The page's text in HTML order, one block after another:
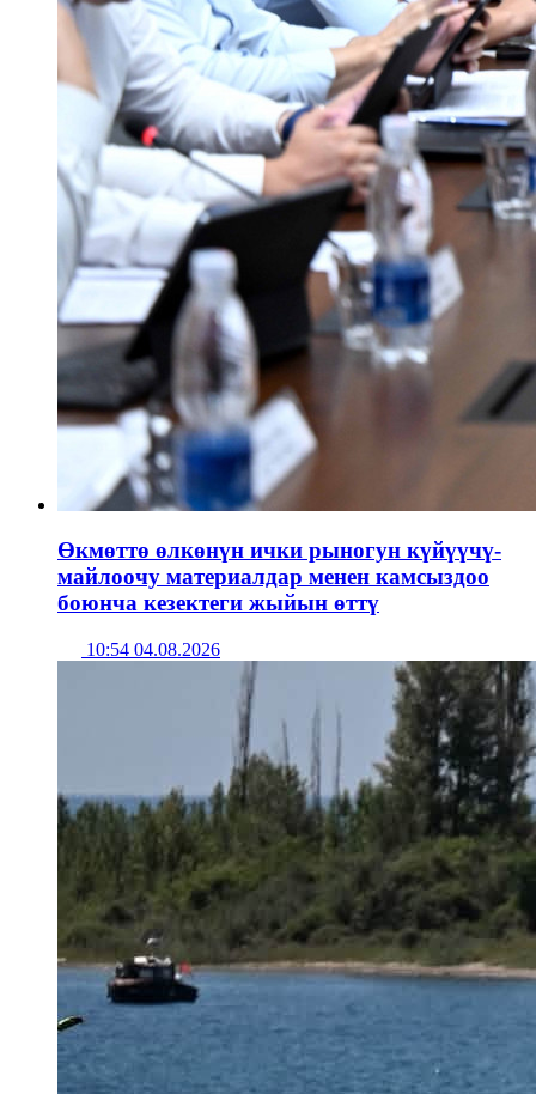
Өкмөттө өлкөнүн ички рыногун күйүүчү-
майлоочу материалдар менен камсыздоо
боюнча кезектеги жыйын өттү
10:54 04.08.2026